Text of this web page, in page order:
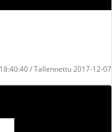
/ Tallennettu 2017-12-07